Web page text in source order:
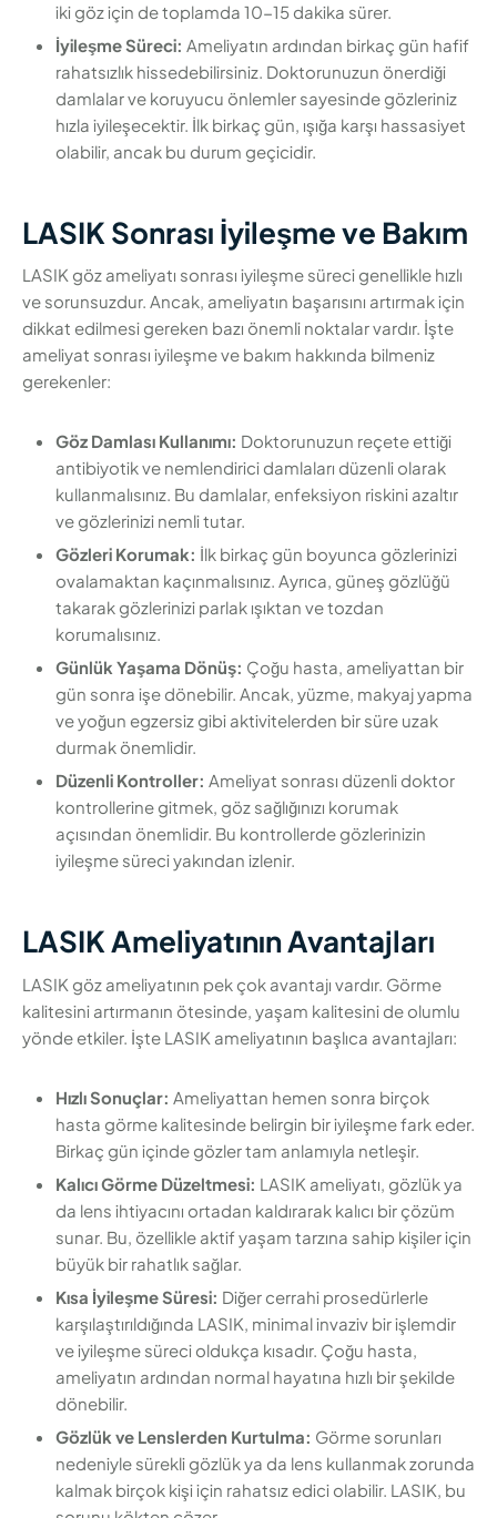
iki göz için de toplamda 10-15 dakika sürer.
İyileşme Süreci: Ameliyatın ardından birkaç gün hafif
rahatsızlık hissedebilirsiniz. Doktorunuzun önerdiği
damlalar ve koruyucu önlemler sayesinde gözleriniz
hızla iyileşecektir. İlk birkaç gün, ışığa karşı hassasiyet
olabilir, ancak bu durum geçicidir.
LASIK Sonrası İyileşme ve Bakım
LASIK göz ameliyatı sonrası iyileşme süreci genellikle hızlı
ve sorunsuzdur. Ancak, ameliyatın başarısını artırmak için
dikkat edilmesi gereken bazı önemli noktalar vardır. İşte
ameliyat sonrası iyileşme ve bakım hakkında bilmeniz
gerekenler:
Göz Damlası Kullanımı: Doktorunuzun reçete ettiği
antibiyotik ve nemlendirici damlaları düzenli olarak
kullanmalısınız. Bu damlalar, enfeksiyon riskini azaltır
ve gözlerinizi nemli tutar.
Gözleri Korumak: İlk birkaç gün boyunca gözlerinizi
ovalamaktan kaçınmalısınız. Ayrıca, güneş gözlüğü
takarak gözlerinizi parlak ışıktan ve tozdan
korumalısınız.
Günlük Yaşama Dönüş: Çoğu hasta, ameliyattan bir
gün sonra işe dönebilir. Ancak, yüzme, makyaj yapma
ve yoğun egzersiz gibi aktivitelerden bir süre uzak
durmak önemlidir.
Düzenli Kontroller: Ameliyat sonrası düzenli doktor
kontrollerine gitmek, göz sağlığınızı korumak
açısından önemlidir. Bu kontrollerde gözlerinizin
iyileşme süreci yakından izlenir.
LASIK Ameliyatının Avantajları
LASIK göz ameliyatının pek çok avantajı vardır. Görme
kalitesini artırmanın ötesinde, yaşam kalitesini de olumlu
yönde etkiler. İşte LASIK ameliyatının başlıca avantajları:
Hızlı Sonuçlar: Ameliyattan hemen sonra birçok
hasta görme kalitesinde belirgin bir iyileşme fark eder.
Birkaç gün içinde gözler tam anlamıyla netleşir.
Kalıcı Görme Düzeltmesi: LASIK ameliyatı, gözlük ya
da lens ihtiyacını ortadan kaldırarak kalıcı bir çözüm
sunar. Bu, özellikle aktif yaşam tarzına sahip kişiler için
büyük bir rahatlık sağlar.
Kısa İyileşme Süresi: Diğer cerrahi prosedürlerle
karşılaştırıldığında LASIK, minimal invaziv bir işlemdir
ve iyileşme süreci oldukça kısadır. Çoğu hasta,
ameliyatın ardından normal hayatına hızlı bir şekilde
dönebilir.
Gözlük ve Lenslerden Kurtulma: Görme sorunları
nedeniyle sürekli gözlük ya da lens kullanmak zorunda
kalmak birçok kişi için rahatsız edici olabilir. LASIK, bu